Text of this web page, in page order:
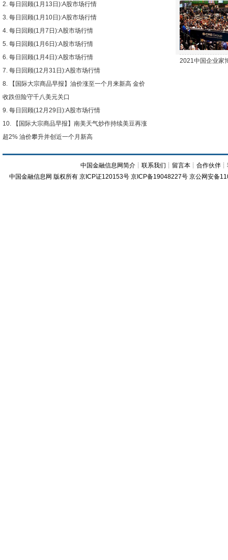
每日回顾(1月13日):A股市场行情
每日回顾(1月10日):A股市场行情
每日回顾(1月7日):A股市场行情
每日回顾(1月6日):A股市场行情
每日回顾(1月4日):A股市场行情
每日回顾(12月31日):A股市场行情
【国际大宗商品早报】油价涨至一个月来新高 金价
收跌但险守千八美元关口
每日回顾(12月29日):A股市场行情
【国际大宗商品早报】南美天气炒作持续美豆再涨
超2% 油价攀升并创近一个月新高
下跌
2021中国企业家
中国金融信息网简介 ┊联系我们 ┊ 留言本 ┊合作伙伴 ┊
中国金融信息网 版权所有 京ICP证120153号 京ICP备19048227号 京公网安备